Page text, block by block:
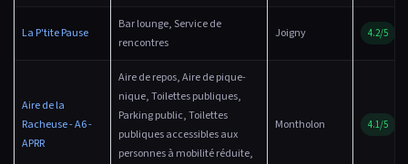
La P'tite Pause
Bar lounge, Service de
rencontres
Joigny 4.2/5
Aire de la
Racheuse - A6 -
APRR
Aire de repos, Aire de pique-
nique, Toilettes publiques,
Parking public, Toilettes
publiques accessibles aux
personnes à mobilité réduite,
Montholon 4.1/5